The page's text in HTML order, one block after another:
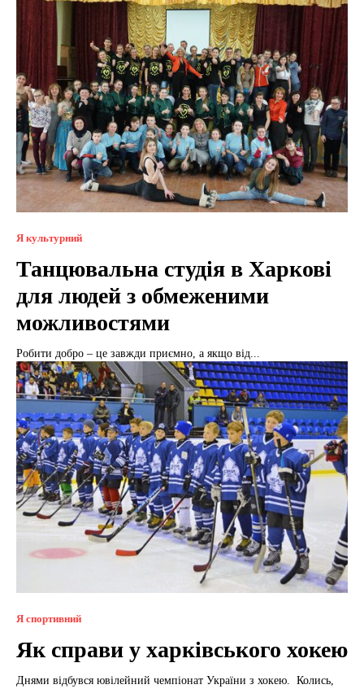
Я культурний
Танцювальна студія в Харкові
для людей з обмеженими
можливостями
Робити добро – це завжди приємно, а якщо від...
Я спортивний
Як справи у харківського хокею
Днями відбувся ювілейний чемпіонат України з хокею. Колись,